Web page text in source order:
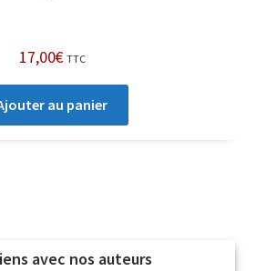
17,00€ TTC
au panier
avec nos auteurs